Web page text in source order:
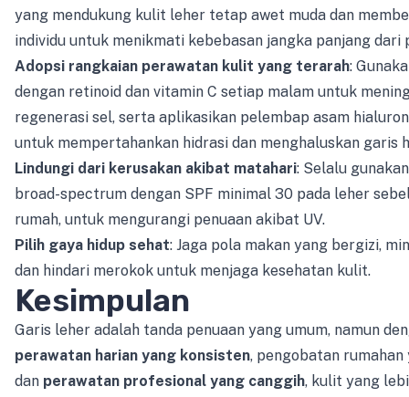
yang mendukung kulit leher tetap awet muda dan
individu untuk menikmati kebebasan jangka panjang dari
Adopsi rangkaian perawatan kulit yang terarah:
dengan retinoid dan vitamin C setiap malam untuk
regenerasi sel, serta aplikasikan pelembap asam
untuk mempertahankan hidrasi dan menghaluskan garis
Lindungi dari kerusakan akibat matahari: Selalu
broad-spectrum dengan SPF minimal 30 pada leher
rumah, untuk mengurangi penuaan akibat UV.
Pilih gaya hidup sehat: Jaga pola makan yang bergizi,
dan hindari merokok untuk menjaga kesehatan kulit.
Kesimpulan
Garis leher adalah tanda penuaan yang umum, namun
perawatan harian yang konsisten, pengobatan
dan perawatan profesional yang canggih, kulit yang